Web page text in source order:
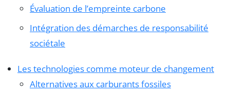
Évaluation de l’empreinte carbone
Intégration des démarches de responsabilité
sociétale
Les technologies comme moteur de changement
Alternatives aux carburants fossiles